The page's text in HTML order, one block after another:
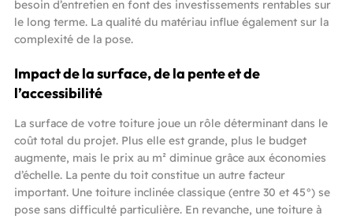
besoin d’entretien en font des investissements rentables sur
le long terme. La qualité du matériau influe également sur la
complexité de la pose.
Impact de la surface, de la pente et de
l’accessibilité
La surface de votre toiture joue un rôle déterminant dans le
coût total du projet. Plus elle est grande, plus le budget
augmente, mais le prix au m² diminue grâce aux économies
d’échelle. La pente du toit constitue un autre facteur
important. Une toiture inclinée classique (entre 30 et 45°) se
pose sans difficulté particulière. En revanche, une toiture à